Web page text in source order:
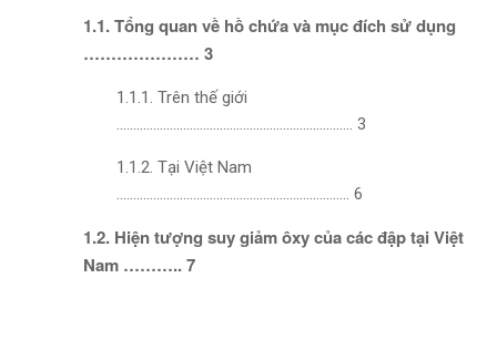
1.1. Tổng quan về hồ chứa và mục đích sử dụng
………………… 3
1.1.1. Trên thế giới
…………………………………………………………….. 3
1.1.2. Tại Việt Nam
……………………………………………………………. 6
1.2. Hiện tượng suy giảm ôxy của các đập tại Việt
Nam ……….. 7